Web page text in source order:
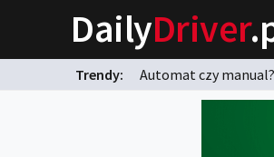
DailyDriver
Trendy: Automat czy